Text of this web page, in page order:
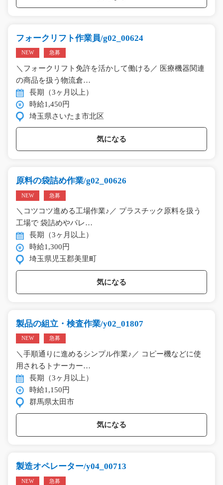
フォークリフト作業員/g02_00624
NEW 急募
＼フォークリフト免許を活かして働ける／ 医療機器関連
の商品を扱う物流倉…
長期（3ヶ月以上）
時給1,450円
埼玉県さいたま市北区
気になる
原料の袋詰め作業/g02_00626
NEW 急募
＼コツコツ進める工場作業♪／ プラスチック原料を扱う
工場で 袋詰めやパレ…
長期（3ヶ月以上）
時給1,300円
埼玉県児玉郡美里町
気になる
製品の組立・検査作業/y02_01807
NEW 急募
＼手順通りに進めるシンプル作業♪／ コピー機などに使
用されるトナーカー…
長期（3ヶ月以上）
時給1,150円
群馬県太田市
気になる
製造オペレーター/y04_00713
NEW 急募